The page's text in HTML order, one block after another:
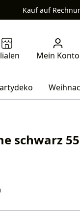
Kauf auf
schwarz 55